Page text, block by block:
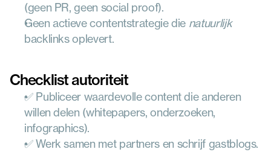
(geen PR, geen social proof).
Geen actieve contentstrategie die natuurlijk
backlinks oplevert.
Checklist autoriteit
✅ Publiceer waardevolle content die anderen
willen delen (whitepapers, onderzoeken,
infographics).
✅ Werk samen met partners en schrijf gastblogs.